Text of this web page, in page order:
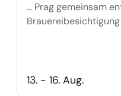
… Prag gemeinsam
13. - 16. Aug.